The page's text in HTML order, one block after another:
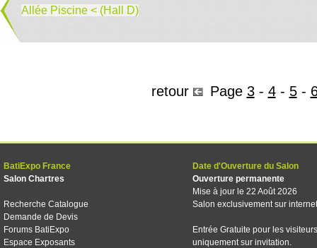
Allée Piscine < (Hall D)
retour Page 3- 4- 5-
BatiExpo France
Salon Chartres
Recherche Catalogue
Demande de Devis
Forums BatiExpo
Espace Exposants
Date d'Ouverture du Salon
Ouverture permanente
Mise à jour le 22 Août 2026
Salon exclusivement sur internet
Entrée Gratuite pour les visiteurs
uniquement sur invitation.